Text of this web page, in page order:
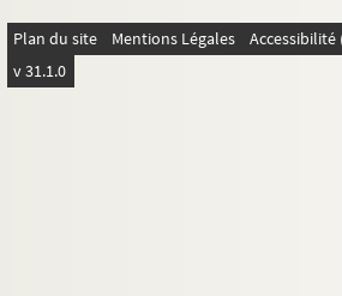
41. « Traité analytique et historique de
42. Traité analytique et historique de
Plan du site Mentions Légales
v 31.1.0